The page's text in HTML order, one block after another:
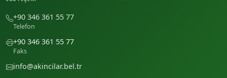
+90 346 361 55 77
Telefon
+90 346 361 55 77
Faks
info@akincilar.bel.tr